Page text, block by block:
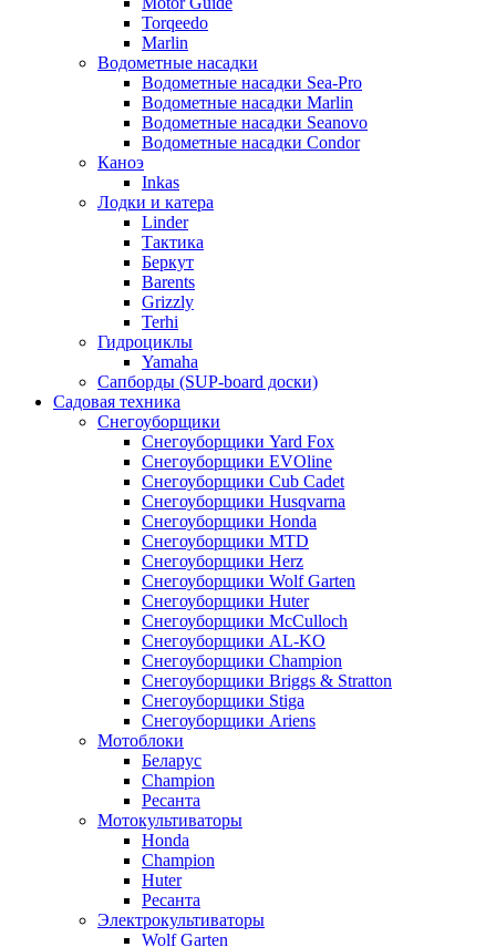
Torqeedo
Marlin
Водометные насадки
Водометные насадки Sea-Pro
Водометные насадки Marlin
Водометные насадки Seanovo
Водометные насадки Condor
Каноэ
Inkas
Лодки и катера
Linder
Тактика
Беркут
Barents
Grizzly
Terhi
Гидроциклы
Yamaha
Сапборды (SUP-board доски)
Садовая техника
Снегоуборщики
Снегоуборщики Yard Fox
Снегоуборщики EVOline
Снегоуборщики Cub Cadet
Снегоуборщики Husqvarna
Снегоуборщики Honda
Снегоуборщики MTD
Снегоуборщики Herz
Снегоуборщики Wolf Garten
Снегоуборщики Huter
Снегоуборщики McCulloch
Снегоуборщики AL-KO
Снегоуборщики Champion
Снегоуборщики Briggs & Stratton
Снегоуборщики Stiga
Снегоуборщики Ariens
Мотоблоки
Беларус
Champion
Ресанта
Мотокультиваторы
Honda
Champion
Huter
Ресанта
Электрокультиваторы
Wolf Garten